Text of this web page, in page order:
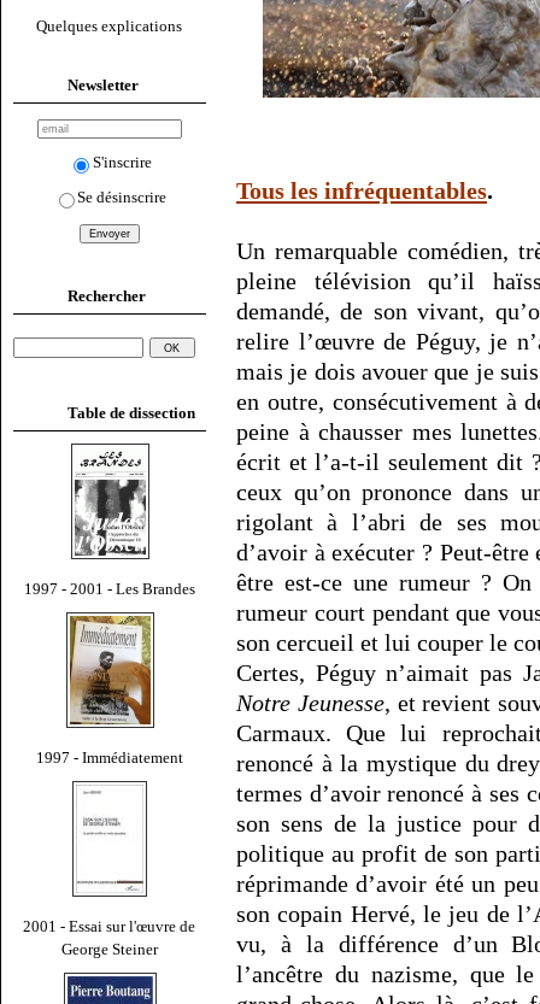
Quelques explications
Newsletter
S'inscrire
Se désinscrire
Rechercher
Table de dissection
1997 - 2001 - Les Brandes
1997 - Immédiatement
2001 - Essai sur l'œuvre de
George Steiner
Tous les infréquentables.
Un remarquable comédien,
pleine télévision qu’il
demandé, de son vivant,
relire l’œuvre de Péguy, je
mais je dois avouer que je
en outre, consécutivement à
peine à chausser mes
écrit et l’a-t-il seulement dit
ceux qu’on prononce dans
rigolant à l’abri de ses
d’avoir à exécuter ? Peut-
être est-ce une rumeur ?
rumeur court pendant que
son cercueil et lui couper le
Certes, Péguy n’aimait pas
Notre Jeunesse, et revient
Carmaux. Que lui
renoncé à la mystique du
termes d’avoir renoncé à ses
son sens de la justice pour
politique au profit de son
réprimande d’avoir été un
son copain Hervé, le jeu de
vu, à la différence d’un
l’ancêtre du nazisme, que